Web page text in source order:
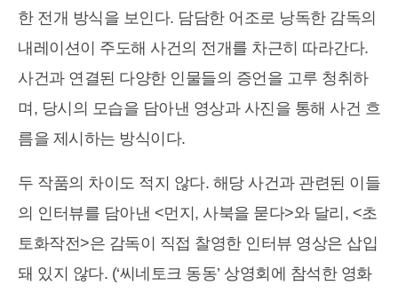
한 전개 방식을 보인다. 담담한 어조로 낭독한 감독의
내레이션이 주도해 사건의 전개를 차근히 따라간다.
사건과 연결된 다양한 인물들의 증언을 고루 청취하
며, 당시의 모습을 담아낸 영상과 사진을 통해 사건 흐
름을 제시하는 방식이다.
두 작품의 차이도 적지 않다. 해당 사건과 관련된 이들
의 인터뷰를 담아낸 <먼지, 사북을 묻다>와 달리, <초
토화작전>은 감독이 직접 찰영한 인터뷰 영상은 삽입
돼 있지 않다. (‘씨네토크 동동’ 상영회에 참석한 영화